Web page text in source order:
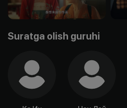
Suratga olish guruhi